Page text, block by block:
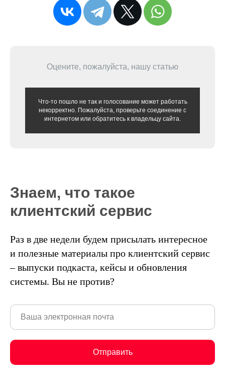
Оцените, пожалуйста, нашу статью
Что-то пошло не так и голосование может работать
некорректно. Пожалуйста, проверьте соединение с
интернетом или обратитесь к владельцу сайта.
Знаем, что такое
клиентский сервис
Раз в две недели будем присылать интересное
и полезные материалы про клиентский сервис
– выпуски подкаста, кейсы и обновления
системы. Вы не против?
Отправить